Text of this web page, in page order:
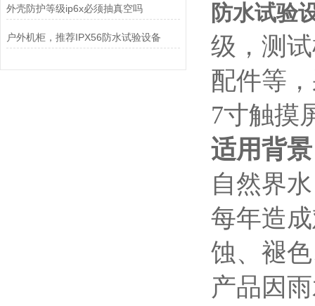
外壳防护等级ip6x必须抽真空吗
户外机柜，推荐IPX56防水试验设备
防水试验
级，测
配件等
7寸触摸
适用背景
自然界
每年造
蚀、褪
产品因